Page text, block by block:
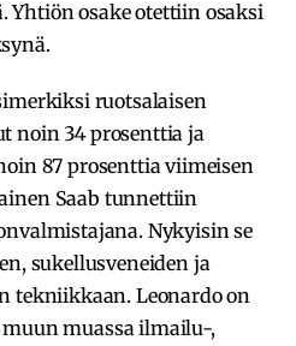
Yhtiön osake otettiin osaksi
ruotsalaisen
noin 34 prosenttia ja
87 prosenttia viimeisen
Saab tunnettiin
Nykyisin se
sukellusveneiden ja
tekniikkaan. Leonardo on
muassa ilmailu-,